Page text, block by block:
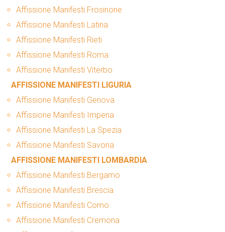
Affissione Manifesti Frosinone
Affissione Manifesti Latina
Affissione Manifesti Rieti
Affissione Manifesti Roma
Affissione Manifesti Viterbo
AFFISSIONE MANIFESTI LIGURIA
Affissione Manifesti Genova
Affissione Manifesti Imperia
Affissione Manifesti La Spezia
Affissione Manifesti Savona
AFFISSIONE MANIFESTI LOMBARDIA
Affissione Manifesti Bergamo
Affissione Manifesti Brescia
Affissione Manifesti Como
Affissione Manifesti Cremona